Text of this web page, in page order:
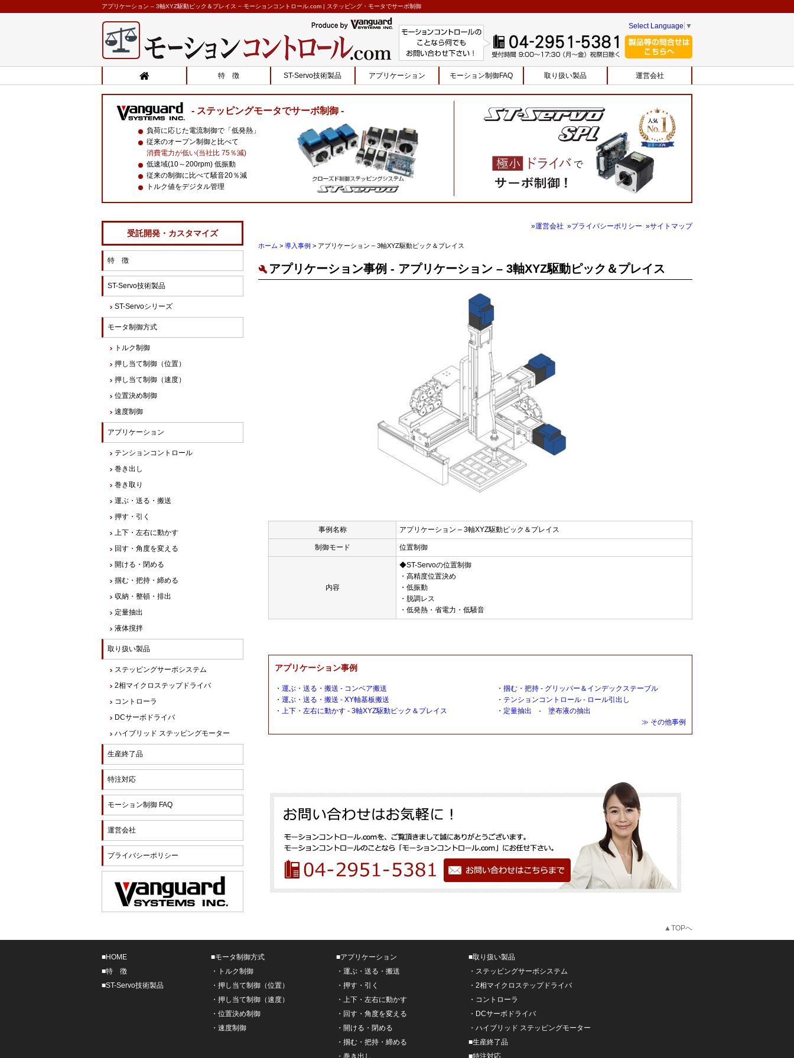
アプリケーション – 3軸XYZ駆動ピック＆プレイス − モーションコントロール.com | ステッピング・モータでサーボ制御
Select Language ▼
特 徴 ST-Servo技術製品 アプリケーション モーション制御FAQ 取り扱い製品 運営会社
ステッピングモータでサーボ制御
負荷に応じた電流制御で「低発熱」
従来のオープン制御と比べて
消費電力が低い(当社比 75％減)
低速域(10～200rpm) 低振動
従来の制御に比べて騒音20％減
トルク値をデジタル管理
»運営会社 »プライバシーポリシー »サイトマップ
ホーム > 導入事例 > アプリケーション – 3軸XYZ駆動ピック＆プレイス
アプリケーション事例 - アプリケーション – 3軸XYZ駆動ピック＆プレイス
事例名称 アプリケーション – 3軸XYZ駆動ピック＆プレイス
制御モード 位置制御
内容
◆ST-Servoの位置制御
・高精度位置決め
・低振動
・脱調レス
・低発熱・省電力・低騒音
アプリケーション事例
・ 運ぶ・送る・搬送 - コンベア搬送
・ 運ぶ・送る・搬送 - XY軸基板搬送
・
上下・左右に動かす - 3軸XYZ駆動ピック＆プレイス
・ 掴む・把持 - グリッパー＆インデックステーブル
・ テンションコントロール - ロール引出し
・ 定量抽出 - 塗布液の抽出
≫ その他事例
受託開発・カスタマイズ
特 徴
ST-Servo技術製品
ST-Servoシリーズ
モータ制御方式
トルク制御
押し当て制御（位置）
押し当て制御（速度）
位置決め制御
速度制御
アプリケーション
テンションコントロール
巻き出し
巻き取り
運ぶ・送る・搬送
押す・引く
上下・左右に動かす
回す・角度を変える
開ける・閉める
掴む・把持・締める
収納・整頓・排出
定量抽出
液体撹拌
取り扱い製品
ステッピングサーボシステム
2相マイクロステップドライバ
コントローラ
DCサーボドライバ
ハイブリッド ステッピングモーター
生産終了品
特注対応
モーション制御 FAQ
運営会社
プライバシーポリシー
▲TOPへ
■HOME
■特 徴
■ST-Servo技術製品
■モータ制御方式
・
トルク制御
・ 押し当て制御（位置）
・ 押し当て制御（速度）
・ 位置決め制御
・ 速度制御
■アプリケーション
・ 運ぶ・送る・搬送
・ 押す・引く
・
上下・左右に動かす
・ 回す・角度を変える
・ 開ける・閉める
・ 掴む・把持・締める
・ 巻き出し
■取り扱い製品
・ ステッピングサーボシステム
・ 2相マイクロステップドライバ
・ コントローラ
・ DCサーボドライバ
・ ハイブリッド ステッピングモーター
■生産終了品
■特注対応